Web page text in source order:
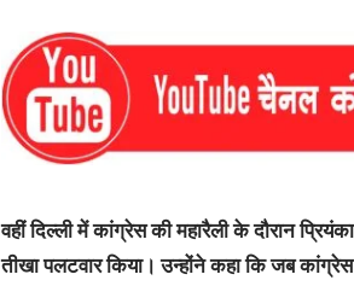
वहीं दिल्ली में कांग्रेस की महारैली के दौरान
तीखा पलटवार किया। उन्होंने कहा कि जब